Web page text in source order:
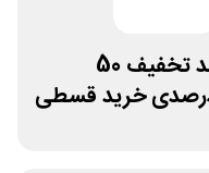
کد تخفیف 50
خرید قسطی